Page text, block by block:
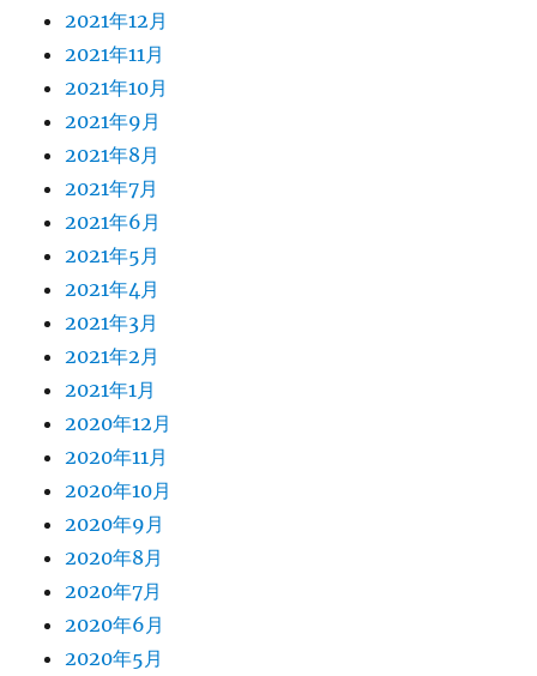
2021年12月
2021年11月
2021年10月
2021年9月
2021年8月
2021年7月
2021年6月
2021年5月
2021年4月
2021年3月
2021年2月
2021年1月
2020年12月
2020年11月
2020年10月
2020年9月
2020年8月
2020年7月
2020年6月
2020年5月